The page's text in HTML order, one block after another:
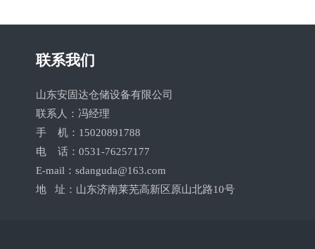
联系我们
山东安固达仓储设备有限公司
联系人：冯经理
手 机：15020891788
电 话：0531-76257177
E-mail：sdanguda@163.com
地 址：山东济南莱芜高新区原山北路10号